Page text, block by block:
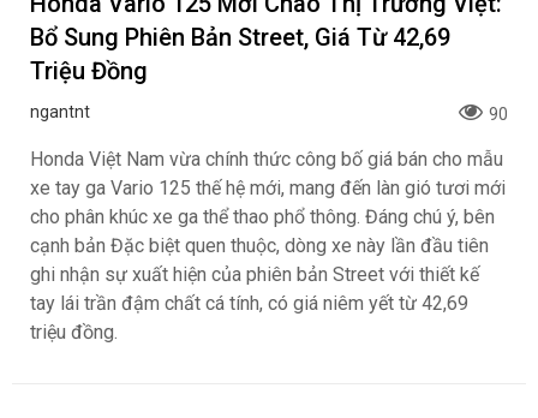
Bổ Sung Phiên Bản Street, Giá Từ 42,69
Triệu Đồng
ngantnt 90
Honda Việt Nam vừa chính thức công bố giá bán cho mẫu
xe tay ga Vario 125 thế hệ mới, mang đến làn gió tươi mới
cho phân khúc xe ga thể thao phổ thông. Đáng chú ý, bên
cạnh bản Đặc biệt quen thuộc, dòng xe này lần đầu tiên
ghi nhận sự xuất hiện của phiên bản Street với thiết kế
tay lái trần đậm chất cá tính, có giá niêm yết từ 42,69
triệu đồng.